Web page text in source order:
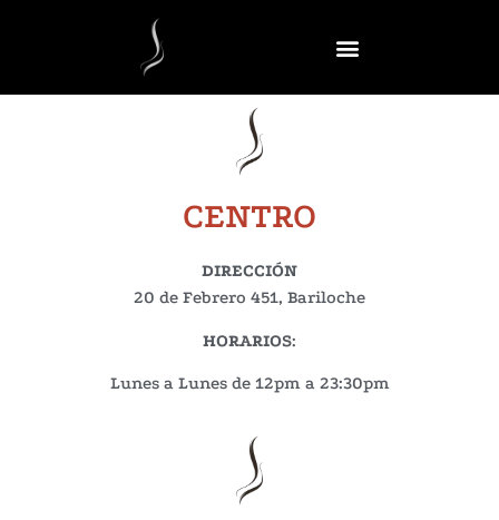
CENTRO
DIRECCIÓN
20 de Febrero 451, Bariloche
HORARIOS:
Lunes a Lunes de 12pm a 23:30pm